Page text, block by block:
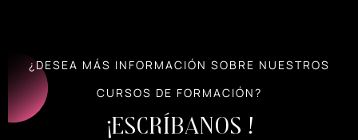
¿DESEA MÁS INFORMACIÓN SOBRE NUESTROS
CURSOS DE FORMACIÓN?
¡Escríbanos !